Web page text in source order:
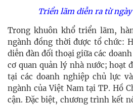
Triển lãm diễn ra từ
Trong khuôn khổ triển lãm,
ngành đồng thời được tổ chức:
diễn đàn đối thoại giữa các
cơ quan quản lý nhà nước; hoạt
tại các doanh nghiệp chủ lực
ngành của Việt Nam tại TP. Hồ
cận. Đặc biệt, chương trình kết